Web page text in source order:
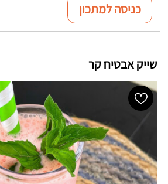
כניסה למתכון
שייק אבטיח קר